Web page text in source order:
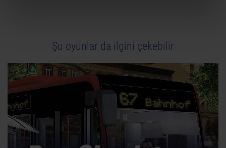
Şu oyunlar da ilgini çekebilir